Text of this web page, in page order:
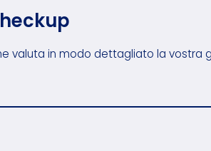
valuta in modo dettagliato la vostra